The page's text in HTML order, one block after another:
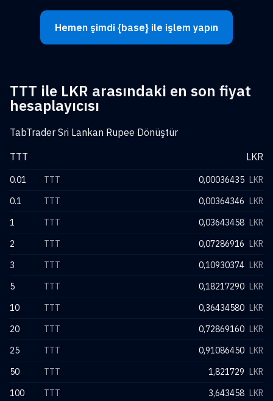
Hemen şimdi {base} ile işlem yapın
TTT ile LKR arasındaki en son fiyat
hesaplayıcısı
TabTrader Sri Lankan Rupee Dönüştür
TTT
LKR
0.01 TTT 0,00036435 LKR
0.1
TTT 0,00364346 LKR
1
TTT 0,03643458 LKR
2
TTT 0,07286916 LKR
3
TTT 0,10930374 LKR
5
TTT 0,18217290 LKR
10
TTT 0,36434580 LKR
20
TTT 0,72869160 LKR
25
TTT 0,91086450 LKR
50
TTT 1,821729 LKR
100
TTT 3,643458 LKR